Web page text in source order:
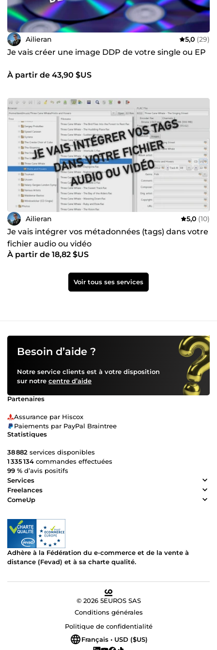
Ailieran 5,0 (29)
Je vais créer une image DDP de votre single ou EP
À partir de 43,90 $US
Ailieran 5,0 (10)
Je vais intégrer vos métadonnées (tags) dans votre
fichier audio ou vidéo
À partir de 18,82 $US
Voir tous ses services
Besoin d’aide ?
Notre service clients est à votre disposition
sur notre centre d’aide
Partenaires
Assurance par Hiscox
Paiements par PayPal Braintree
Statistiques
38 882 services disponibles
1 335 134 commandes effectuées
99 % d’avis positifs
Services
Freelances
ComeUp
Adhère à la Fédération du e-commerce et de la vente à
distance (Fevad) et à sa charte qualité.
© 2026 5EUROS SAS
Conditions générales
Politique de confidentialité
Français • USD ($US)